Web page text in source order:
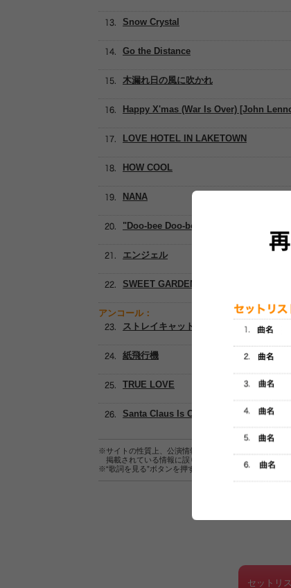
Snow Crystal
Go the Distance
木漏れ日の風に吹かれ
Happy X'mas (War Is Over) [John
LOVE HOTEL IN LAKETOWN
HOW COOL
NANA
"Doo-bee Doo-bee"Freedom
エンジェル
SWEET GARDEN
アンコール：
ストレイキャット
紙飛行機
TRUE LOVE
Santa Claus Is Coming To Town
※サイトの性質上、公演情報およびセットリスト情報
掲載されている情報に誤りがある場合は、
こちらより
※“歌詞を見る”ボタンを押すと、株式会社ページワンが
セットリ